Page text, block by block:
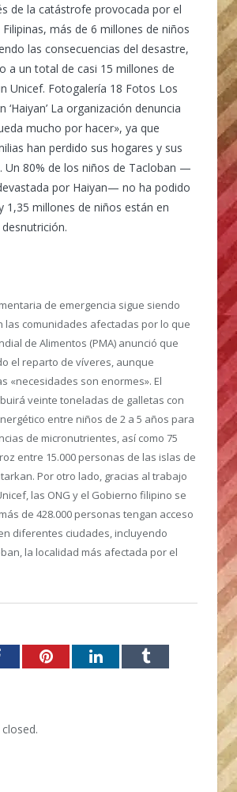
de la catástrofe provocada por el
más de 6 millones de niños
las consecuencias del desastre,
a un total de casi 15 millones de
Unicef. Fotogalería 18 Fotos Los
La organización denuncia
mucho por hacer», ya que
han perdido sus hogares y sus
Un 80% de los niños de Tacloban —
por Haiyan— no ha podido
1,35 millones de niños están en
de emergencia sigue siendo
las comunidades afectadas por lo que
de Alimentos (PMA) anunció que
el reparto de víveres, aunque
«necesidades son enormes». El
veinte toneladas de galletas con
entre niños de 2 a 5 años para
de micronutrientes, así como 75
entre 15.000 personas de las islas de
Por otro lado, gracias al trabajo
las ONG y el Gobierno filipino se
de 428.000 personas tengan acceso
diferentes ciudades, incluyendo
la localidad más afectada por el
FacebookPinterestLinkedInTumblr